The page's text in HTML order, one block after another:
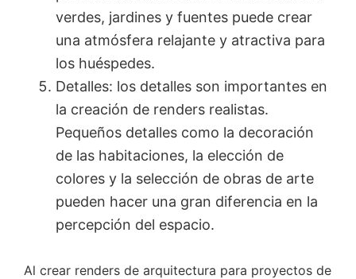
verdes, jardines y fuentes puede crear
una atmósfera relajante y atractiva para
los huéspedes.
Detalles: los detalles son importantes en
la creación de renders realistas.
Pequeños detalles como la decoración
de las habitaciones, la elección de
colores y la selección de obras de arte
pueden hacer una gran diferencia en la
percepción del espacio.
Al crear renders de arquitectura para proyectos de